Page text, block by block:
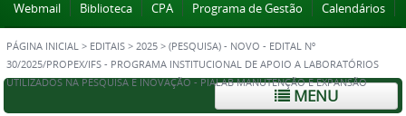
Webmail Biblioteca CPA Programa de Gestão Calendários
PÁGINA INICIAL > EDITAIS > 2025 > (PESQUISA) - NOVO - EDITAL Nº
30/2025/PROPEX/IFS - PROGRAMA INSTITUCIONAL DE APOIO A LABORATÓRIOS
UTILIZADOS NA PESQUISA E INOVAÇÃO - PIALAB MANUTENÇÃO E EXPANSÃO
MENU